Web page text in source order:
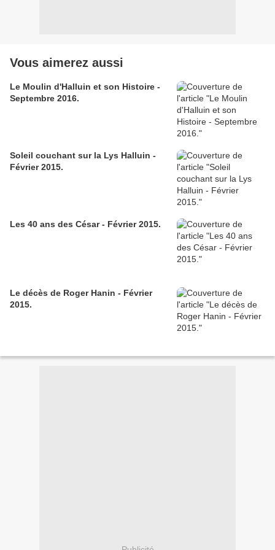
Vous aimerez aussi
Le Moulin d'Halluin et son Histoire -
Septembre 2016.
Soleil couchant sur la Lys Halluin -
Février 2015.
Les 40 ans des César - Février 2015.
Le décès de Roger Hanin - Février
2015.